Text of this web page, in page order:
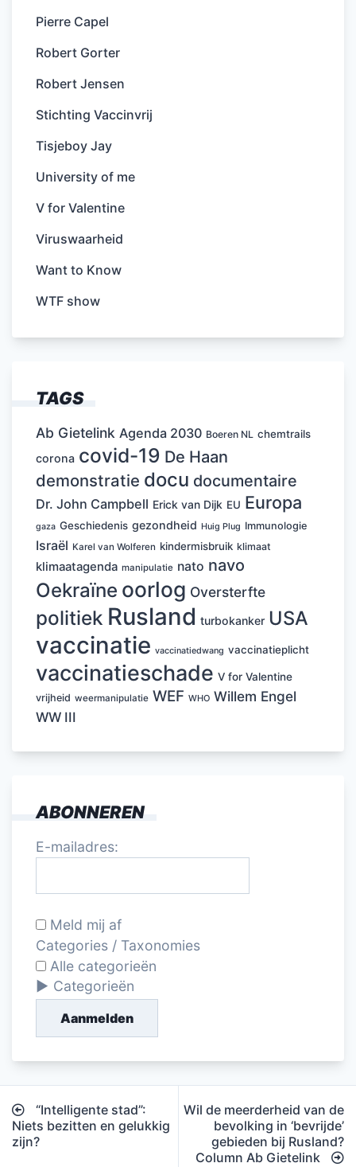
Pierre Capel
Robert Gorter
Robert Jensen
Stichting Vaccinvrij
Tisjeboy Jay
University of me
V for Valentine
Viruswaarheid
Want to Know
WTF show
TAGS
Ab Gietelink Agenda 2030 Boeren NL chemtrails
corona covid-19 De Haan
demonstratie docu documentaire
Dr. John Campbell Erick van Dijk EU Europa
gaza Geschiedenis gezondheid Huig Plug Immunologie
Israël Karel van Wolferen kindermisbruik klimaat
klimaatagenda manipulatie nato navo
Oekraïne oorlog Oversterfte
politiek Rusland turbokanker USA
vaccinatie vaccinatiedwang vaccinatieplicht
vaccinatieschade V for Valentine
vrijheid weermanipulatie WEF WHO Willem Engel
WW III
ABONNEREN
E-mailadres:
Meld mij af
Categories / Taxonomies
Alle categorieën
Categorieën
Aanmelden
Bericht
navigatie
“Intelligente stad”:
Niets bezitten en gelukkig
zijn?
Wil de meerderheid van de
bevolking in ‘bevrijde’
gebieden bij Rusland?
Column Ab Gietelink